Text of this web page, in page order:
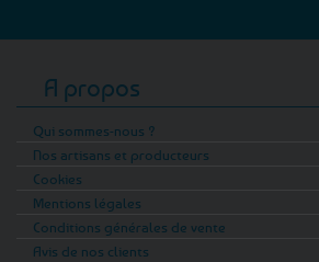
A propos
Qui sommes-nous ?
Nos artisans et producteurs
Cookies
Mentions légales
Conditions générales de vente
Avis de nos clients